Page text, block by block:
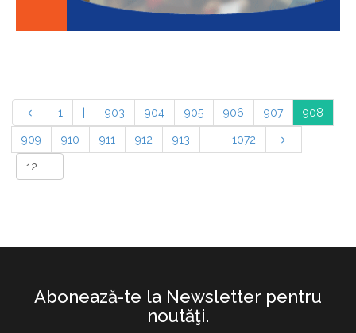
1 903 904 905 906 907 908
909 910 911 912 913 1072
Abonează-te la Newsletter pentru
noutăţi.